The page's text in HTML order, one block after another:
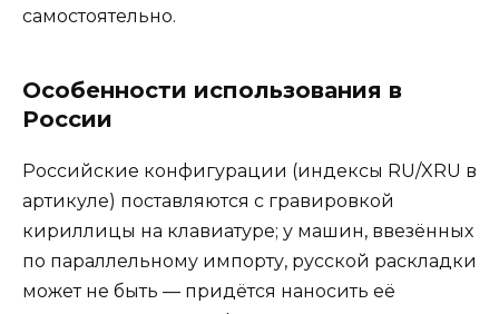
самостоятельно.
Особенности использования в
России
Российские конфигурации (индексы RU/XRU в
артикуле) поставляются с гравировкой
кириллицы на клавиатуре; у машин, ввезённых
по параллельному импорту, русской раскладки
может не быть — придётся наносить её